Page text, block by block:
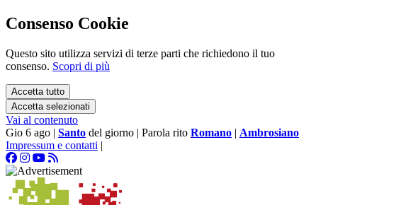
Consenso Cookie
Questo sito utilizza servizi di terze parti che richiedono il tuo
consenso. Scopri di più
Accetta tutto
Accetta selezionati
Vai al contenuto
Gio 6 ago | Santo del giorno | Parola rito Romano | Ambrosiano
Impressum e contatti |